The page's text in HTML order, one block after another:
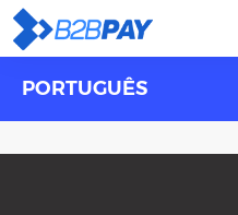
A PROPOS DESOLUTIONS
PORTUGUÊS